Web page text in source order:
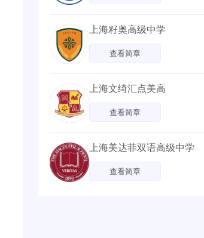
上海籽奥高级中学
查看简章
上海文绮汇点美高
查看简章
上海美达菲双语高级中学
查看简章